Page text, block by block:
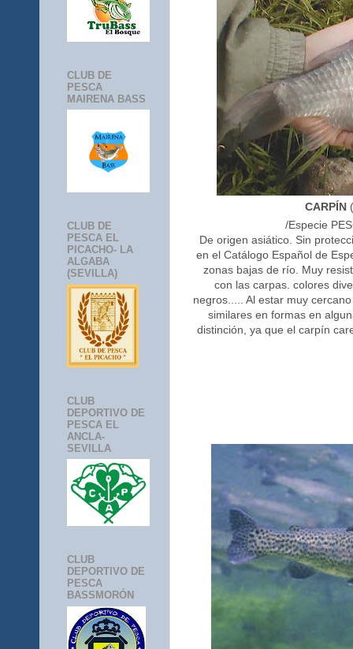
CARPÍN
/Especie
De origen asiático. Sin
en el Catálogo Español de
zonas bajas de río. Muy
con las carpas. colores
negros..... Al estar muy
similares en formas en
distinción, ya que el carpín
CLUB DE
PESCA
MAIRENA BASS
CLUB DE
PESCA EL
PICACHO- LA
ALGABA
(SEVILLA)
CLUB
DEPORTIVO DE
PESCA EL
ANCLA-
SEVILLA
CLUB
DEPORTIVO DE
PESCA
BASSMORÓN